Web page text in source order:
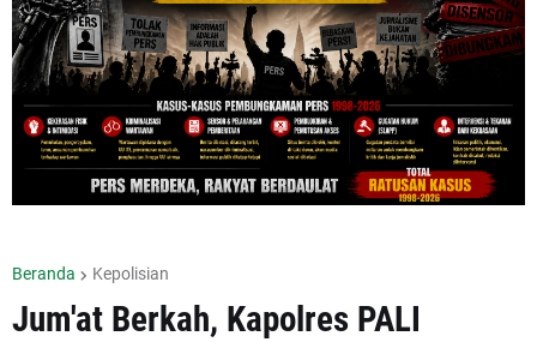
Beranda Kepolisian
Jum'at Berkah, Kapolres PALI